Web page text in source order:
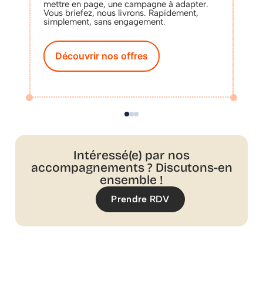
mettre en page, une campagne à adapter.
Vous briefez, nous livrons. Rapidement,
simplement, sans engagement.
Découvrir nos offres
Intéressé(e) par nos
accompagnements ? Discutons-en
ensemble !
Prendre RDV